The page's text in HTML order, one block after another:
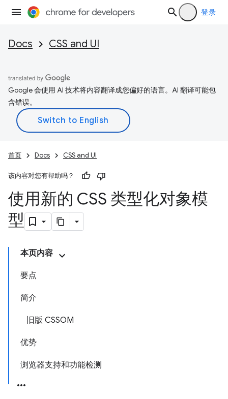
登录
Docs CSS and UI
Google 会使用 AI 技术将内容翻译成您偏好的语言。AI 翻译可能包
含错误。
首页 Docs CSS and UI
该内容对您有帮助吗？
使用新的 CSS 类型化对象模
型
本页内容
要点
简介
旧版 CSSOM
优势
浏览器支持和功能检测